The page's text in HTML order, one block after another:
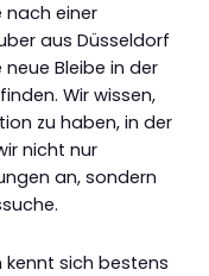
nach einer
aus Düsseldorf
Bleibe in der
Wir wissen,
zu haben, in der
nicht nur
an, sondern
kennt sich bestens